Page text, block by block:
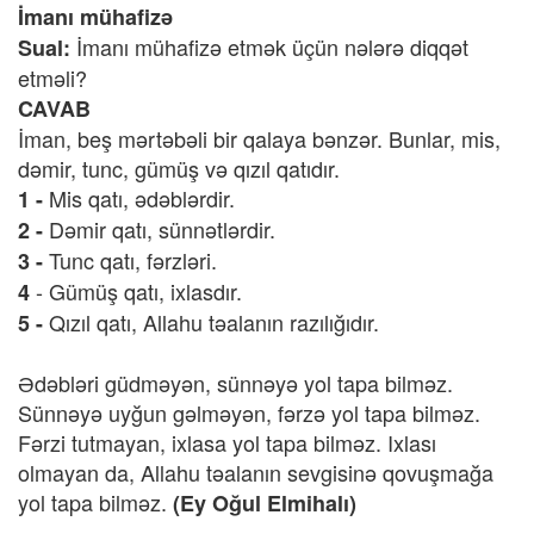
İmanı mühafizə
Sual: İmanı mühafizə etmək üçün nələrə diqqət
etməli?
CAVAB
İman, beş mərtəbəli bir qalaya bənzər. Bunlar, mis,
dəmir, tunc, gümüş və qızıl qatıdır.
1 - Mis qatı, ədəblərdir.
2 - Dəmir qatı, sünnətlərdir.
3 -Tunc qatı, fərzləri.
4- Gümüş qatı, ixlasdır.
5 -Qızıl qatı, Allahu təalanın razılığıdır.
Ədəbləri güdməyən, sünnəyə yol tapa bilməz.
Sünnəyə uyğun gəlməyən, fərzə yol tapa bilməz.
Fərzi tutmayan, ixlasa yol tapa bilməz. Ixlası
olmayan da, Allahu təalanın sevgisinə qovuşmağa
yol tapa bilməz. (Ey Oğul Elmihalı)